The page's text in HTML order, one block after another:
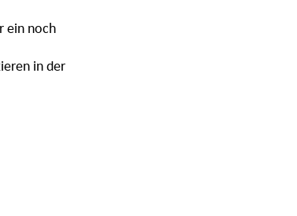
ein noch
in der